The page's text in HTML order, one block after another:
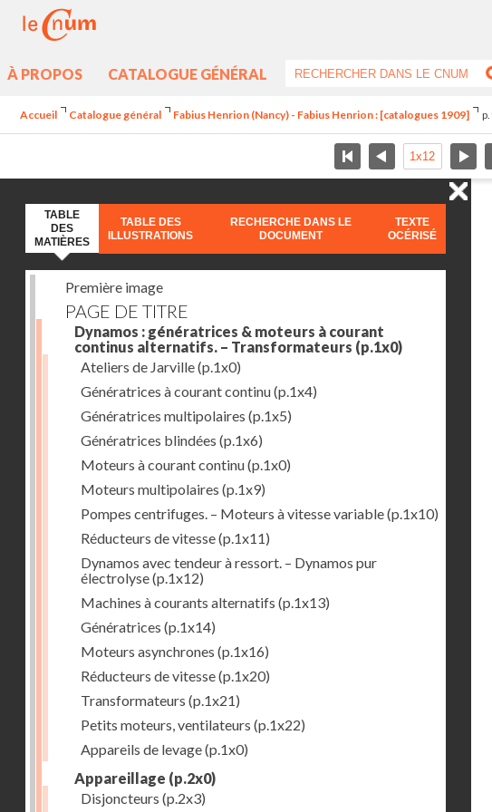
À PROPOS CATALOGUE GÉNÉRAL
Accueil Catalogue général Fabius Henrion (Nancy) - Fabius Henrion : [catalogues 1909]
TABLE
DES
MATIÈRES
TABLE DES
ILLUSTRATIONS
RECHERCHE DANS LE
DOCUMENT
TEXTE
OCÉRISÉ
Première image
PAGE DE TITRE
Dynamos : génératrices & moteurs à courant
continus alternatifs. – Transformateurs (p.1x0)
Ateliers de Jarville(p.1x0)
Génératrices à courant continu(p.1x4)
Génératrices multipolaires (p.1x5)
Génératrices blindées (p.1x6)
Moteurs à courant continu(p.1x0)
Moteurs multipolaires (p.1x9)
Pompes centrifuges. – Moteurs à vitesse variable(p.1x10)
Réducteurs de vitesse(p.1x11)
Dynamos avec tendeur à ressort. – Dynamos pur
électrolyse(p.1x12)
Machines à courants alternatifs (p.1x13)
Génératrices (p.1x14)
Moteurs asynchrones (p.1x16)
Réducteurs de vitesse(p.1x20)
Transformateurs (p.1x21)
Petits moteurs, ventilateurs (p.1x22)
Appareils de levage(p.1x0)
Appareillage (p.2x0)
Disjoncteurs (p.2x3)